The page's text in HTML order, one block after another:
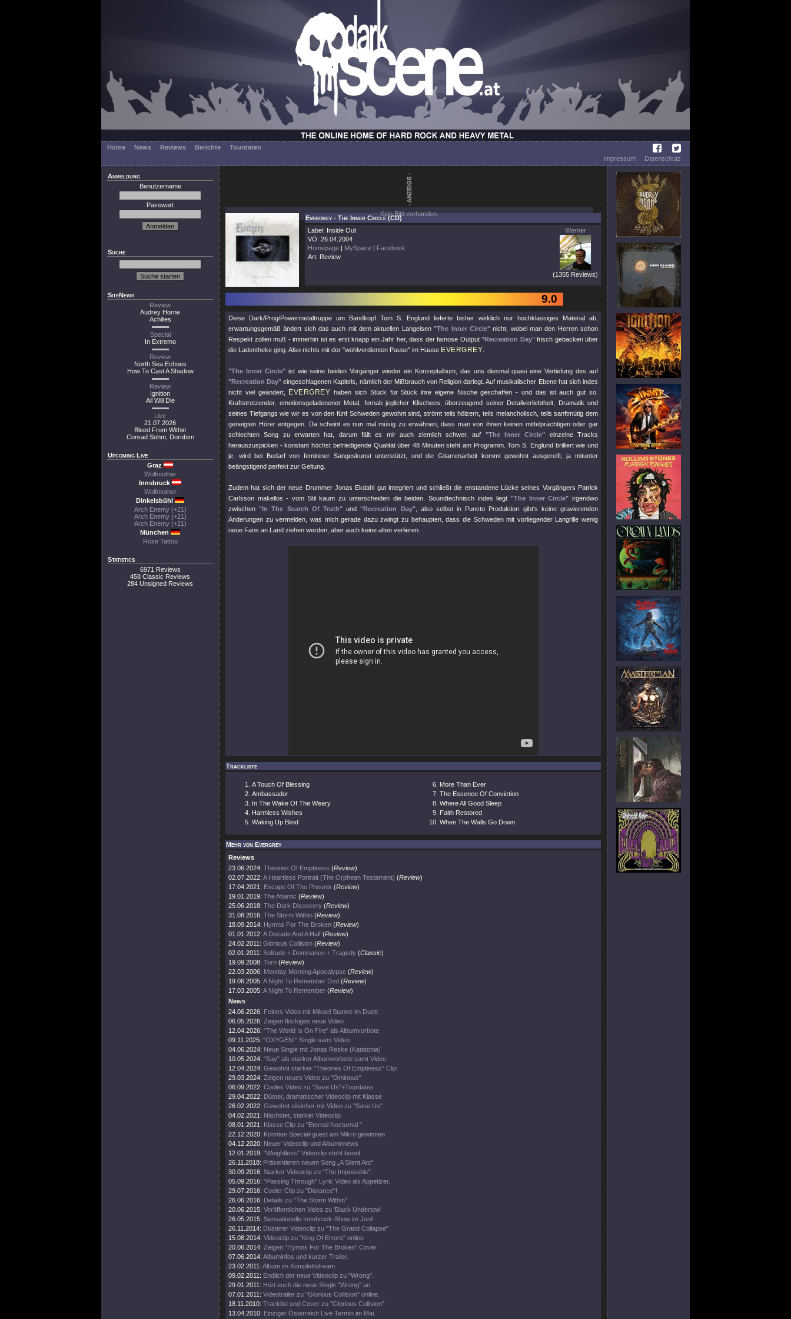
Home News Reviews Berichte
Tourdaten
Impressum
Datenschutz
Anmeldung
Benutzername
Passwort
Suche
SiteNews
Review
Audrey Horne
Achilles
Special
In Extremo
Review
North Sea Echoes
How To Cast A Shadow
Review
Ignition
All Will Die
Live
21.07.2026
Bleed From Within
Conrad Sohm, Dornbirn
Upcoming Live
Graz
Wolfmother
Innsbruck
Wolfmother
Dinkelsbühl
Arch Enemy (+21)
Arch Enemy (+21)
Arch Enemy (+21)
München
Rose Tattoo
Statistics
6971 Reviews
458 Classic Reviews
284 Unsigned Reviews
Kein Bild vorhanden.
Evergrey - The Inner Circle (CD)
Label: Inside Out
VÖ: 26.04.2004
Homepage | MySpace | Facebook
Art: Review
Werner
(1355 Reviews)
9.0
Diese Dark/Prog/Powermetaltruppe um Bandkopf Tom S. Englund lieferte bisher wirklich nur hochklassiges Material ab,
erwartungsgemäß ändert sich das auch mit dem aktuellen Langeisen"The Inner Circle"nicht, wobei man den Herren schon
Respekt zollen muß - immerhin ist es erst knapp ein Jahr her, dass der famose Output "Recreation Day"frisch gebacken über
die Ladentheke ging. Also nichts mit der "wohlverdienten Pause" im Hause EVERGREY
"The Inner Circle"ist wie seine beiden Vorgänger wieder ein Konzeptalbum, das uns diesmal quasi eine Vertiefung des auf
"Recreation Day" eingeschlagenen Kapitels, nämlich der Mißbrauch von Religion darlegt. Auf musikalischer Ebene hat sich indes
nicht viel geändert,
EVERGREY haben sich Stück für Stück ihre eigene Nische geschaffen - und das ist auch gut so.
Kraftstrotzender, emotionsgeladenener Metal, fernab jeglicher Klischees, überzeugend seiner Detailverliebtheit, Dramatik und
seines Tiefgangs wie wir es von den fünf Schweden gewohnt sind, strömt teils hölzern, teils melancholisch, teils sanftmütig dem
geneigten Hörer entgegen. Da scheint es nun mal müsig zu erwähnen, dass man von ihnen keinen mittelprächtigen oder gar
schlechten Song zu erwarten hat, darum fällt es mir auch ziemlich schwer, auf "The Inner Circle" einzelne Tracks
herauszuspicken - konstant höchst befriedigende Qualität über 48 Minuten steht am Programm. Tom S. Englund brilliert wie und
je, wird bei Bedarf von femininer Sangeskunst unterstützt, und die Gitarrenarbeit kommt gewohnt ausgereift, ja mitunter
beängstigend perfekt zur Geltung.
Zudem hat sich der neue Drummer Jonas Ekdahl gut integriert und schließt die enstandene Lücke seines Vorgängers Patrick
Carlsson makellos - vom Stil kaum zu unterscheiden die beiden. Soundtechnisch indes liegt "The Inner Circle" irgendwo
zwischen"In The Search Of Truth"und"Recreation Day", also selbst in Puncto Produktion gibt's keine gravierenden
Änderungen zu vermelden, was mich gerade dazu zwingt zu behaupten, dass die Schweden mit vorliegender Langrille wenig
neue Fans an Land ziehen werden, aber auch keine alten verlieren.
Trackliste
A Touch Of Blessing
Ambassador
In The Wake Of The Weary
Harmless Wishes
Waking Up Blind
More Than Ever
The Essence Of Conviction
Where All Good Sleep
Faith Restored
When The Walls Go Down
Mehr von Evergrey
Reviews
23.06.2024: Theories Of Emptiness (Review)
02.07.2022: A Heartless Portrait (The Orphean Testament) (Review)
17.04.2021: Escape Of The Phoenix (Review)
19.01.2019: The Atlantic (Review)
25.06.2018: The Dark Discovery (Review)
31.08.2016: The Storm Within (Review)
18.09.2014: Hymns For The Broken (Review)
01.01.2012: A Decade And A Half (Review)
24.02.2011: Glorious Collision (Review)
02.01.2011: Solitude + Dominance + Tragedy (Classic)
19.09.2008: Torn (Review)
22.03.2006: Monday Morning Apocalypse (Review)
19.06.2005: A Night To Remember Dvd (Review)
17.03.2005: A Night To Remember (Review)
News
24.06.2026: Feines Video mit Mikael Stanne im Duett
06.05.2026: Zeigen flockiges neue Video
12.04.2026: "The World Is On Fire" als Albumvorbote
09.11.2025: "OXYGEN!" Single samt Video
04.06.2024: Neue Single mit Jonas Reske (Katatonia)
10.05.2024: "Say" als starker Albumvorbote samt Video
12.04.2024: Gewohnt starker "Theories Of Emptiness" Clip
29.03.2024: Zeigen neues Video zu "Ominous"
06.09.2022: Cooles Video zu "Save Us"+Tourdates
29.04.2022: Düster, dramatischer Videoclip mit Klasse
26.02.2022: Gewohnt silsicher mit Video zu "Save Us"
04.02.2021: Nächster, starker Videoclip
08.01.2021: Klasse Clip zu "Eternal Nocturnal "
22.12.2020: Konnten Special-guest am Mikro gewinnen
04.12.2020: Neuer Videoclip und Albumnnews
12.01.2019: "Weightless" Videoclip steht bereit
26.11.2018: Präsentieren neuen Song „A Silent Arc“
30.09.2016: Starker Videoclip zu "The Impossible".
05.09.2016: "Passing Through" Lyric Video als Appetizer.
29.07.2016: Cooler Clip zu "Distance"!
26.06.2016: Details zu "The Storm Within"
20.06.2015: Veröffentlichen Video zu 'Black Undertow'
26.05.2015: Sensationelle Innsbruck-Show im Juni!
26.11.2014: Düsterer Videoclip zu "The Grand Collapse"
15.08.2014: Videoclip zu "King Of Errors" online
20.06.2014: Zeigen "Hymns For The Broken" Cover
07.06.2014: Albuminfos und kurzer Trailer.
23.02.2011: Album im Komplettstream
09.02.2011: Endlich der neue Videoclip zu "Wrong".
29.01.2011: Hört euch die neue Single "Wrong" an.
07.01.2011: Videotrailer zu "Glorious Collision" online.
18.11.2010: Tracklist und Cover zu "Glorious Collision"
13.04.2010: Einziger Österreich Live Termin im Mai.